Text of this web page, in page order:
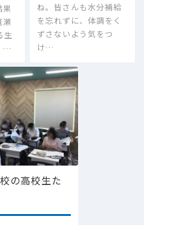
果
瀬
生
…
ね。皆さんも水分補給
を忘れずに、体調をく
ずさないよう気をつ
け…
の高校生た